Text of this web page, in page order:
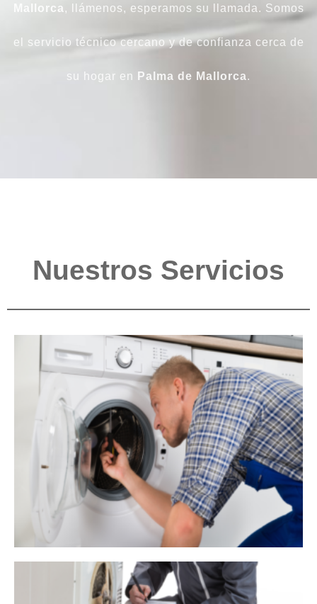
Mallorca , llámenos, esperamos su llamada. Somos
el servicio técnico cercano y de confianza cerca de
su hogar en Palma de Mallorca.
Nuestros Servicios